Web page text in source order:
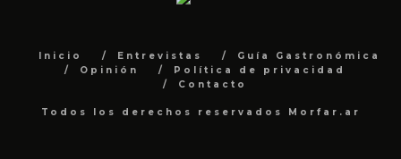
Inicio Entrevistas
Guía Gastronómica
Opinión
Política de privacidad
Contacto
Todos los derechos reservados Morfar.ar